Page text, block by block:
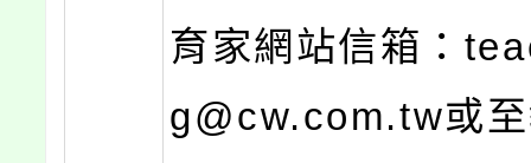
育家網站信箱：
g@cw.com.tw或